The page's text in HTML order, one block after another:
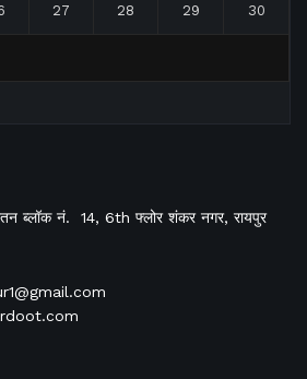
27 28 29 30
ब्लॉक नं. 14, 6th फ्लोर शंकर नगर, रायपुर